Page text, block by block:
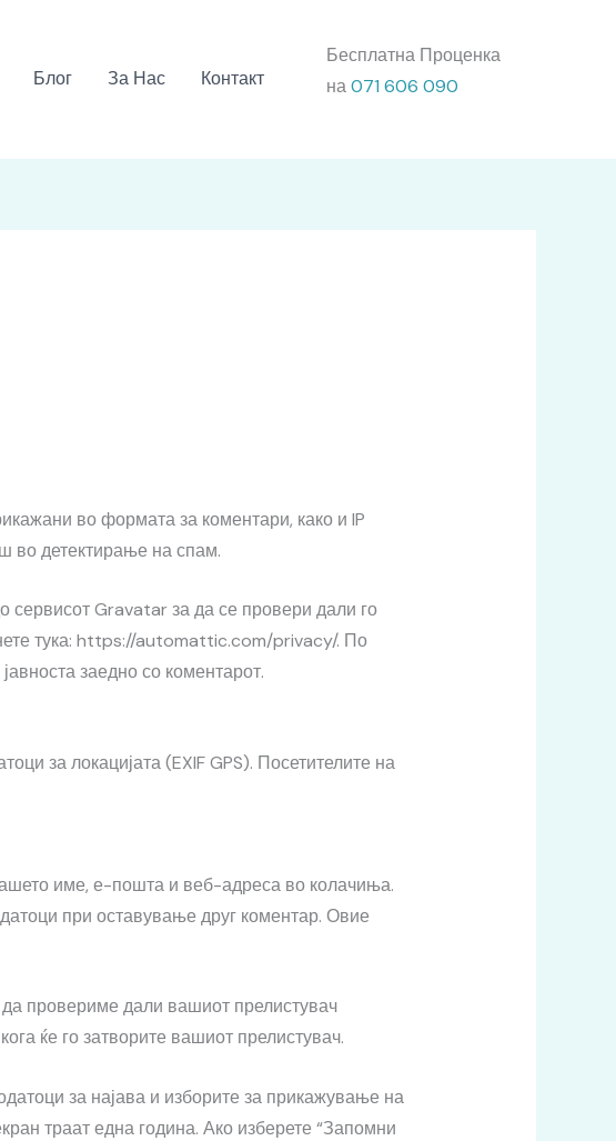
Блог За Нас Контакт
Бесплатна Проценка
на071 606 090
во формата за коментари, како и IP
во детектирање на спам.
Gravatar за да се провери дали го
тука: https://automattic.com/privacy/. По
заедно со коментарот.
за локацијата (EXIF GPS). Посетителите на
име, е-пошта и веб-адреса во колачиња.
при оставување друг коментар. Овие
провериме дали вашиот прелистувач
ќе го затворите вашиот прелистувач.
за најава и изборите за прикажување на
траат една година. Ако изберете “Запомни